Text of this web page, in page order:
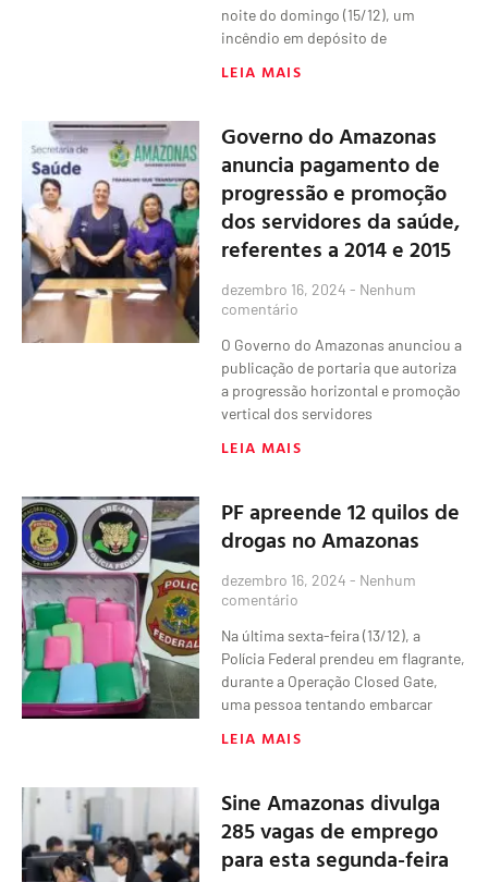
noite do domingo (15/12), um
incêndio em depósito de
LEIA MAIS
Governo do Amazonas
anuncia pagamento de
progressão e promoção
dos servidores da saúde,
referentes a 2014 e 2015
dezembro 16, 2024 Nenhum
comentário
O Governo do Amazonas anunciou a
publicação de portaria que autoriza
a progressão horizontal e promoção
vertical dos servidores
LEIA MAIS
PF apreende 12 quilos de
drogas no Amazonas
dezembro 16, 2024 Nenhum
comentário
Na última sexta-feira (13/12), a
Polícia Federal prendeu em flagrante,
durante a Operação Closed Gate,
uma pessoa tentando embarcar
LEIA MAIS
Sine Amazonas divulga
285 vagas de emprego
para esta segunda-feira